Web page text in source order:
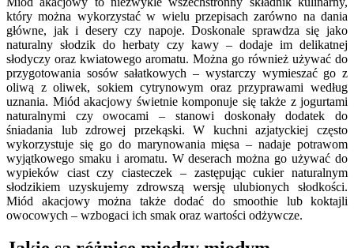
który można wykorzystać w wielu przepisach zarówno na dania
główne, jak i desery czy napoje. Doskonale sprawdza się jako
naturalny słodzik do herbaty czy kawy – dodaje im delikatnej
słodyczy oraz kwiatowego aromatu. Można go również używać do
przygotowania sosów sałatkowych – wystarczy wymieszać go z
oliwą z oliwek, sokiem cytrynowym oraz przyprawami według
uznania. Miód akacjowy świetnie komponuje się także z jogurtami
naturalnymi czy owocami – stanowi doskonały dodatek do
śniadania lub zdrowej przekąski. W kuchni azjatyckiej często
wykorzystuje się go do marynowania mięsa – nadaje potrawom
wyjątkowego smaku i aromatu. W deserach można go używać do
wypieków ciast czy ciasteczek – zastępując cukier naturalnym
słodzikiem uzyskujemy zdrowszą wersję ulubionych słodkości.
Miód akacjowy można także dodać do smoothie lub koktajli
owocowych – wzbogaci ich smak oraz wartości odżywcze.